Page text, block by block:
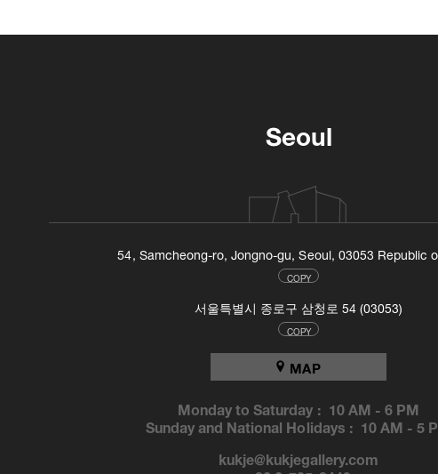
Seoul
54, Samcheong-ro, Jongno-gu, Seoul, 03053 Republic
COPY
서울특별시 종로구 삼청로 54 (03053)
COPY
MAP
Monday to Saturday : 10 AM-6 PM
Sunday and National Holidays : 10 AM-5
kukje@kukjegallery.com